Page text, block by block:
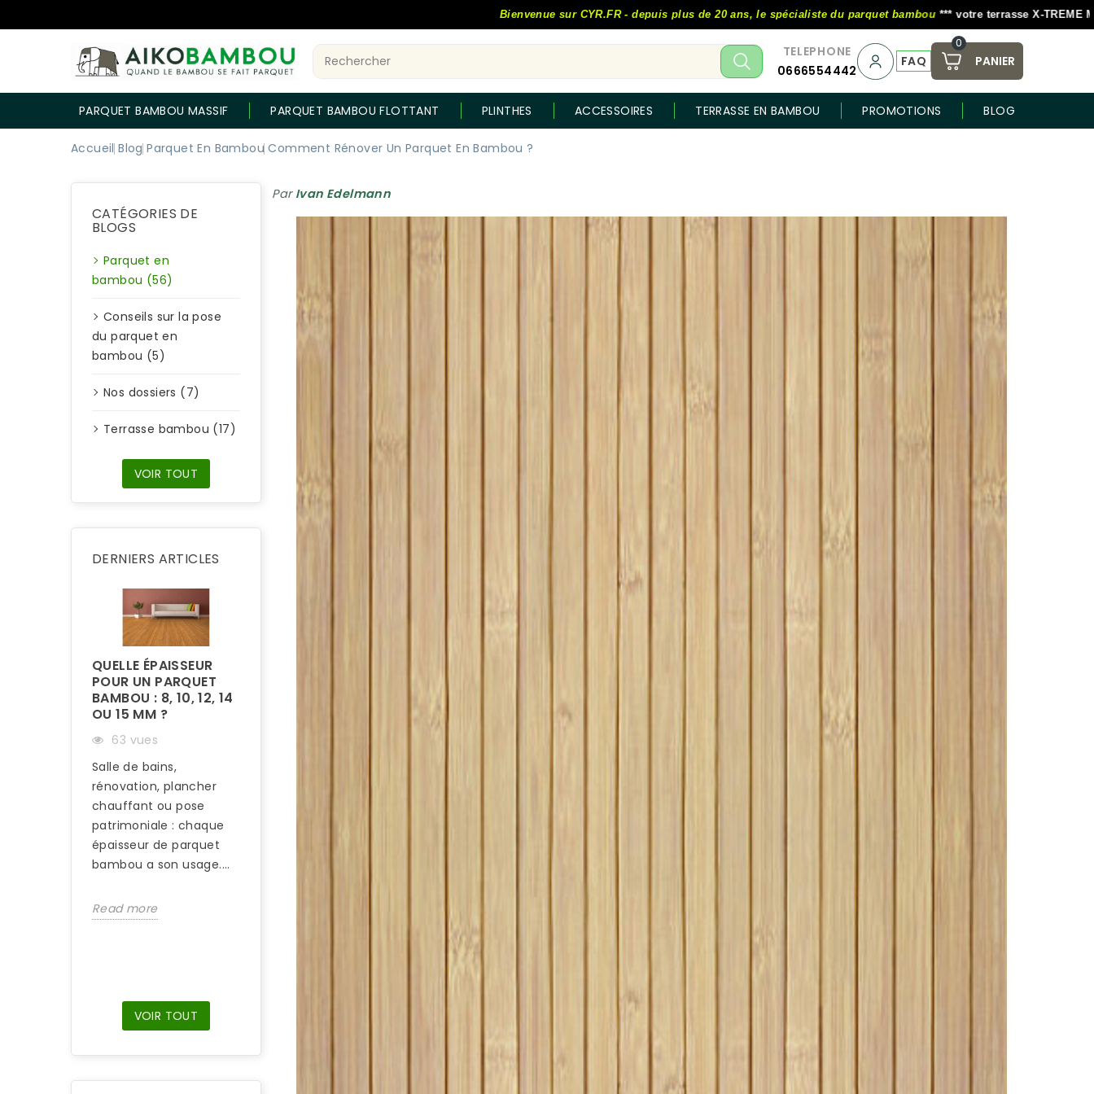
Bienvenue sur CYR.FR - depuis plus de 20 ans, le spécialiste du parquet bambou*** votre terrasse X-TREME MOSO au
TELEPHONE
0666554442
FAQ
0
PANIER
PARQUET BAMBOU MASSIF PARQUET BAMBOU FLOTTANT PLINTHES ACCESSOIRES TERRASSE EN BAMBOU PROMOTIONS BLOG
Accueil Blog Parquet En Bambou Comment Rénover Un Parquet En Bambou ?
CATÉGORIES DE
BLOGS
Parquet en
bambou (56)
Conseils sur la pose
du parquet en
bambou (5)
Nos dossiers (7)
Terrasse bambou (17)
VOIR TOUT
DERNIERS ARTICLES
QUELLE ÉPAISSEUR
POUR UN PARQUET
BAMBOU : 8, 10, 12, 14
OU 15 MM ?
63 vues
Salle de bains,
rénovation, plancher
chauffant ou pose
patrimoniale : chaque
épaisseur de parquet
bambou a son usage....
Read more
POURQUOI LE
PARQUET EN BAMBOU
Read more
QUELLE EST LA DURÉE
DE VIE D’UNE
TERRASSE EN BOIS ?
VOIR TOUT
Par Ivan Edelmann